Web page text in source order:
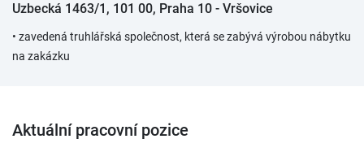
Uzbecká 1463/1, 101 00, Praha 10 - Vršovice
• zavedená truhlářská společnost, která se zabývá výrobou nábytku
na zakázku
Aktuální pracovní pozice